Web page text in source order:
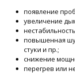
появление
увеличение
повышенная
стуки и пр.;
снижение
перегрев или